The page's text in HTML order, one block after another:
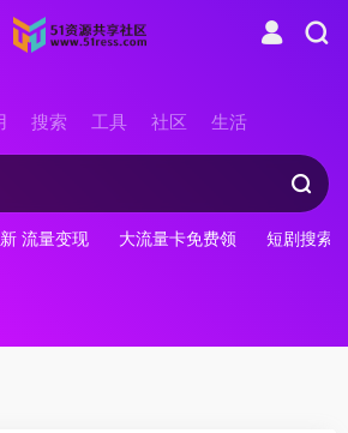
搜索 工具 社区 生活
流量变现 大流量卡免费领 短剧搜索